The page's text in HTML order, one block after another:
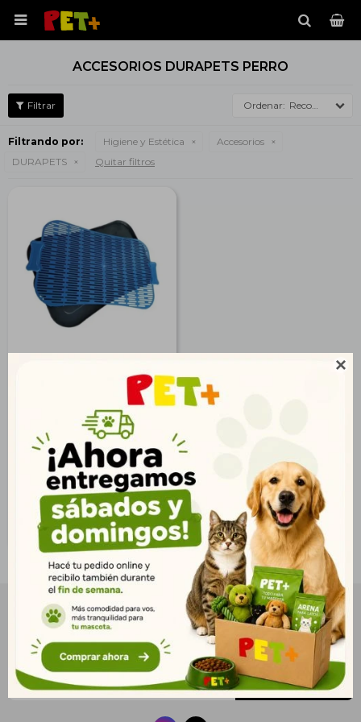


ACCESORIOS DURAPETS PERRO
Recomendados
Filtrando por: Higiene y Estética
Accesorios
DURAPETS
Quitar filtros
Durapets Sanidog
919
$ 664
$ 744
NEWSLETTER
¡Suscribite y recibí todas nuestras novedades!
SUSCRIBIRME